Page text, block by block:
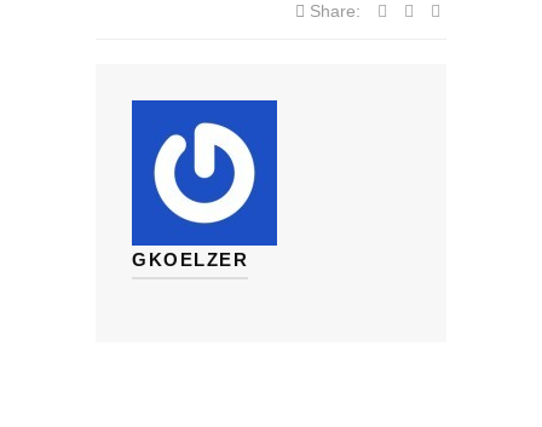
Share:
GKOELZER